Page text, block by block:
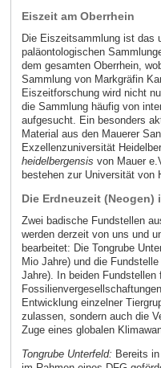
Eiszeit am Oberrhein
Die Eiszeitsammlung ist das
paläontologischen
dem gesamten Oberrhein,
Sammlung von Markgräfin
Eiszeitforschung wird nicht
die Sammlung häufig von
aufgesucht. Ein besonders
Material aus den Mauerer
Exzellenzuniversität
heidelbergensis von Mauer
bestehen zur Universität von
Die Erdneuzeit (Neogen)
Zwei badische Fundstellen
werden derzeit von uns und
bearbeitet: Die Tongrube
Mio Jahre) und die
Jahre). In beiden Fundstellen
Entwicklung einzelner
zulassen, sondern auch die
Zuge eines globalen
Tongrube Unterfeld: Bereits